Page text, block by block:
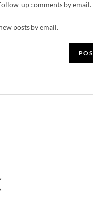
up comments by email.
posts by email.